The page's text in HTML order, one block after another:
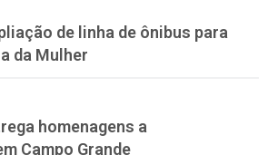
de linha de ônibus para
da Mulher
homenagens a
Campo Grande